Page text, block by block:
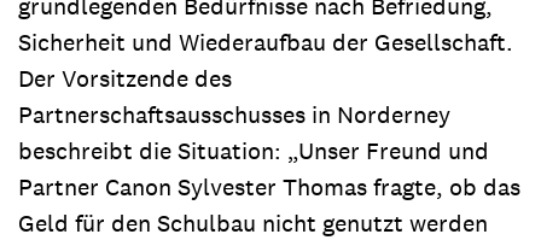
Sicherheit und Wiederaufbau der Gesellschaft.
Der Vorsitzende des
Partnerschaftsausschusses in Norderney
beschreibt die Situation: „Unser Freund und
Partner Canon Sylvester Thomas fragte, ob das
Geld für den Schulbau nicht genutzt werden